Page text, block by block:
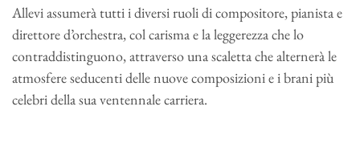
Allevi assumerà tutti i diversi ruoli di compositore, pianista e
direttore d’orchestra, col carisma e la leggerezza che lo
contraddistinguono, attraverso una scaletta che alternerà le
atmosfere seducenti delle nuove composizioni e i brani più
celebri della sua ventennale carriera.